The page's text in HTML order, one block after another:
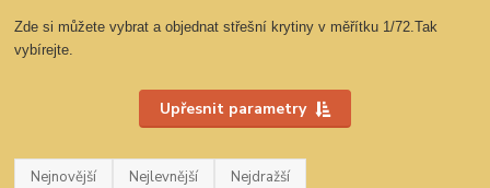
Zde si můžete vybrat a objednat střešní krytiny v měřítku 1/72.Tak
vybírejte.
Upřesnit parametry
Nejnovější Nejlevnější Nejdražší